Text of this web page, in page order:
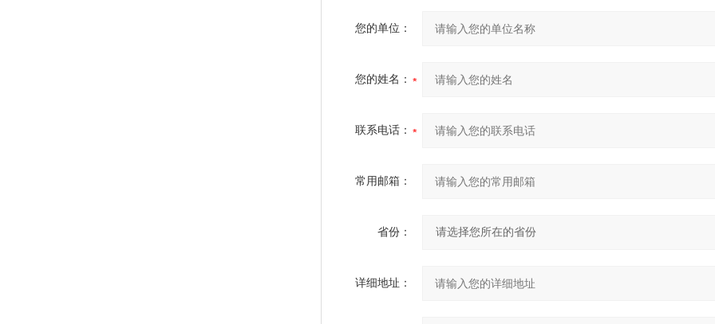
您的单位：
您的姓名：
联系电话：
常用邮箱：
省份：
详细地址：